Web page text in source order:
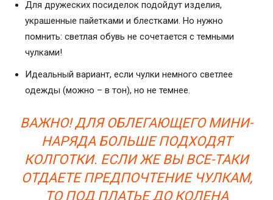
Для дружеских посиделок подойдут изделия,
украшенные пайетками и блестками. Но нужно
помнить: светлая обувь не сочетается с темными
чулками!
Идеальный вариант, если чулки немного светлее
одежды (можно – в тон), но не темнее.
ВАЖНО! ДЛЯ ОБЛЕГАЮЩЕГО МИНИ-
НАРЯДА БОЛЬШЕ ПОДХОДЯТ
КОЛГОТКИ. ЕСЛИ ЖЕ ВЫ ВСЕ-ТАКИ
ОТДАЕТЕ ПРЕДПОЧТЕНИЕ ЧУЛКАМ,
ТО ПОД ПЛАТЬЕ ДО КОЛЕНА